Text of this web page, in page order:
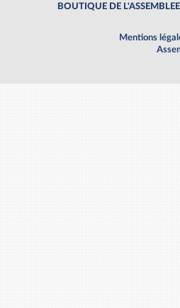
BOUTIQUE DE L'ASSEMBLEE
Mentions